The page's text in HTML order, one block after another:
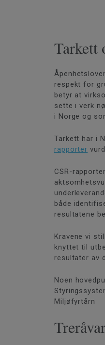
Tarkett
respekt for
betyr at
sette i verk
i Norge og
Tarkett har i
rapporter
CSR-
både
resultatene
Kravene vi
knyttet til
resultater av
Noen
Miljøfyrtårn